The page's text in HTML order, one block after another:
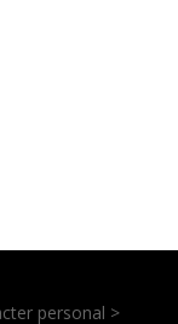
personal >